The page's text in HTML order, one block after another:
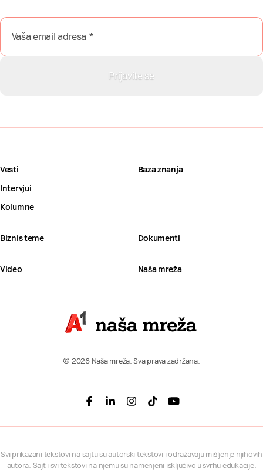
Vesti
Intervjui
Kolumne
Baza znanja
Biznis teme Dokumenti
Video Naša mreža
© 2026 Naša mreža. Sva prava zadržana.
Facebook
LinkedinInstagram
TiktokYoutube
Svi prikazani tekstovi na sajtu su autorski tekstovi i odražavaju mišljenje njihovih
autora. Sajt i svi tekstovi na njemu su namenjeni isključivo u svrhu edukacije.